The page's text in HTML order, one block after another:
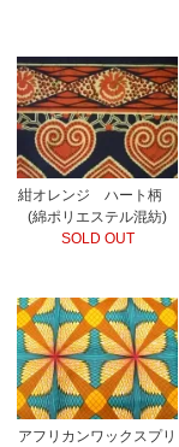
紺オレンジ ハート柄
(綿ポリエステル混紡)
SOLD OUT
アフリカンワックスプリ